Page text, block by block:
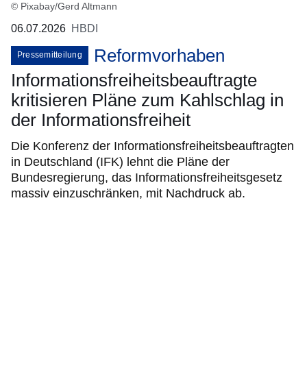
© Pixabay/Gerd Altmann
06.07.2026 HBDI
Pressemitteilung
Reformvorhaben
Informationsfreiheitsbeauftragte
kritisieren Pläne zum Kahlschlag in
der Informationsfreiheit
Die Konferenz der Informationsfreiheitsbeauftragten
in Deutschland (IFK) lehnt die Pläne der
Bundesregierung, das Informationsfreiheitsgesetz
massiv einzuschränken, mit Nachdruck ab.